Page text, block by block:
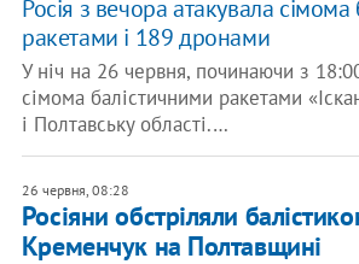
Росія з вечора атакувала
ракетами і 189 дронами
У ніч на 26 червня, починаючи з
сімома балістичними ракетами
і Полтавську області.…
26 червня, 08:28
Росіяни обстріляли
Кременчук на Полтавщині